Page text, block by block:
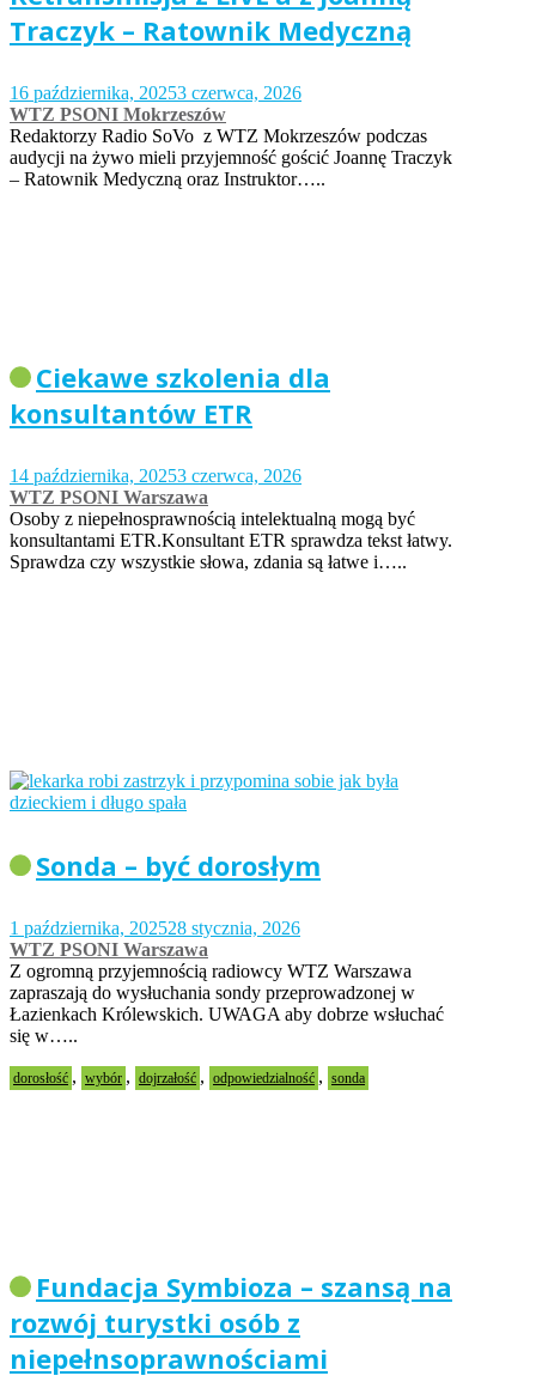
Traczyk – Ratownik Medyczną
16 października, 20253 czerwca, 2026
WTZ PSONI Mokrzeszów
Redaktorzy Radio SoVo z WTZ Mokrzeszów podczas
audycji na żywo mieli przyjemność gościć Joannę Traczyk
– Ratownik Medyczną oraz Instruktor…..
Ciekawe szkolenia dla
konsultantów ETR
14 października, 20253 czerwca, 2026
WTZ PSONI Warszawa
Osoby z niepełnosprawnością intelektualną mogą być
konsultantami ETR.Konsultant ETR sprawdza tekst łatwy.
Sprawdza czy wszystkie słowa, zdania są łatwe i…..
Sonda – być dorosłym
1 października, 202528 stycznia, 2026
WTZ PSONI Warszawa
Z ogromną przyjemnością radiowcy WTZ Warszawa
zapraszają do wysłuchania sondy przeprowadzonej w
Łazienkach Królewskich. UWAGA aby dobrze wsłuchać
się w…..
dorosłość , wybór , dojrzałość , odpowiedzialność , sonda
Fundacja Symbioza – szansą na
rozwój turystki osób z
niepełnsoprawnościami